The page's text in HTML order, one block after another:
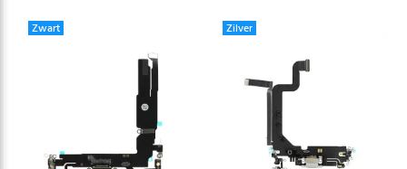
Zwart Zilver